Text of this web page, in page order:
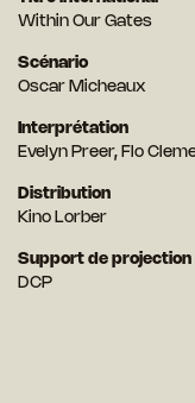
Within Our Gates
Scénario
Oscar Micheaux
Interprétation
Evelyn Preer, Flo
Distribution
Kino Lorber
Support de projection
DCP